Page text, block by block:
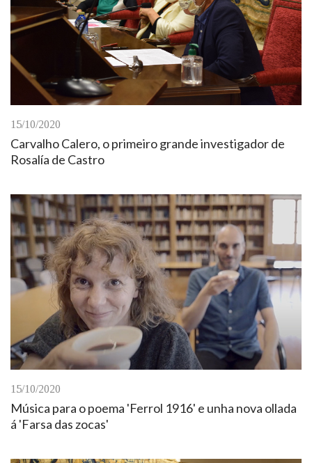
15/10/2020
Carvalho Calero, o primeiro grande investigador de
Rosalía de Castro
15/10/2020
Música para o poema 'Ferrol 1916' e unha nova ollada
á 'Farsa das zocas'